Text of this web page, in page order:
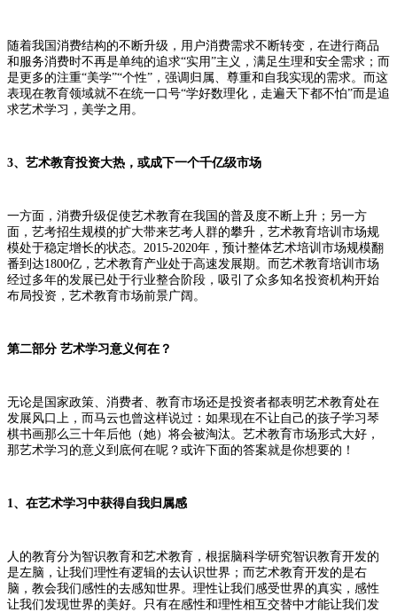
随着我国消费结构的不断升级，用户消费需求不断转变，在进行商品
和服务消费时不再是单纯的追求“实用”主义，满足生理和安全需求；而
是更多的注重“美学”“个性”，强调归属、尊重和自我实现的需求。而这
表现在教育领域就不在统一口号“学好数理化，走遍天下都不怕”而是追
求艺术学习，美学之用。
3、 艺术教育投资大热，或成下一个千亿级市场
一方面，消费升级促使艺术教育在我国的普及度不断上升；另一方
面，艺考招生规模的扩大带来艺考人群的攀升，艺术教育培训市场规
模处于稳定增长的状态。 2015-2020年，预计整体艺术培训市场规模翻
番到达1800亿，艺术教育产业处于高速发展期。而艺术教育培训市场
经过多年的发展已处于行业整合阶段，吸引了众多知名投资机构开始
布局投资，艺术教育市场前景广阔。
第二部分 艺术学习意义何在？
无论是国家政策、消费者、教育市场还是投资者都表明艺术教育处在
发展风口上，而马云也曾这样说过：如果现在不让自己的孩子学习琴
棋书画那么三十年后他（她）将会被淘汰。艺术教育市场形式大好，
那艺术学习的意义到底何在呢？或许下面的答案就是你想要的！
1、 在艺术学习中获得自我归属感
人的教育分为智识教育和艺术教育，根据脑科学研究智识教育开发的
是左脑，让我们理性有逻辑的去认识世界；而艺术教育开发的是右
脑，教会我们感性的去感知世界。理性让我们感受世界的真实，感性
让我们发现世界的美好。只有在感性和理性相互交替中才能让我们发